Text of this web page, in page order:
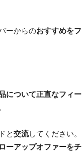
ーからのおすすめをフ
について正直なフィー
と交流してください。
ーアップオファーをチ